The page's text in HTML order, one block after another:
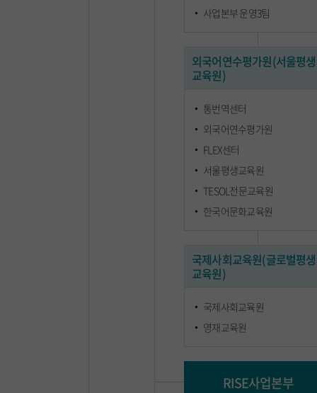
사업본부 운영3팀
외국어연수평가원(서울평생
교육원)
통번역센터
외국어연수평가원
FLEX센터
서울평생교육원
TESOL전문교육원
한국어문화교육원
국제사회교육원(글로벌평생
교육원)
국제사회교육원
영재교육원
RISE사업본부